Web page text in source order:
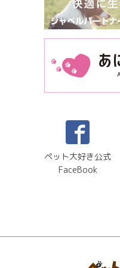
ペット大好き公式
FaceBook